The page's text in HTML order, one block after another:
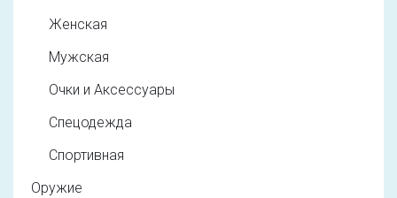
Женская
Мужская
Очки и Аксессуары
Спецодежда
Спортивная
Оружие